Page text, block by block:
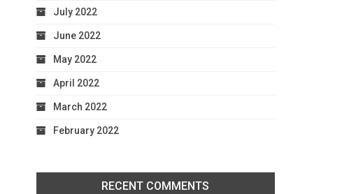
July 2022
June 2022
May 2022
April 2022
March 2022
February 2022
RECENT COMMENTS